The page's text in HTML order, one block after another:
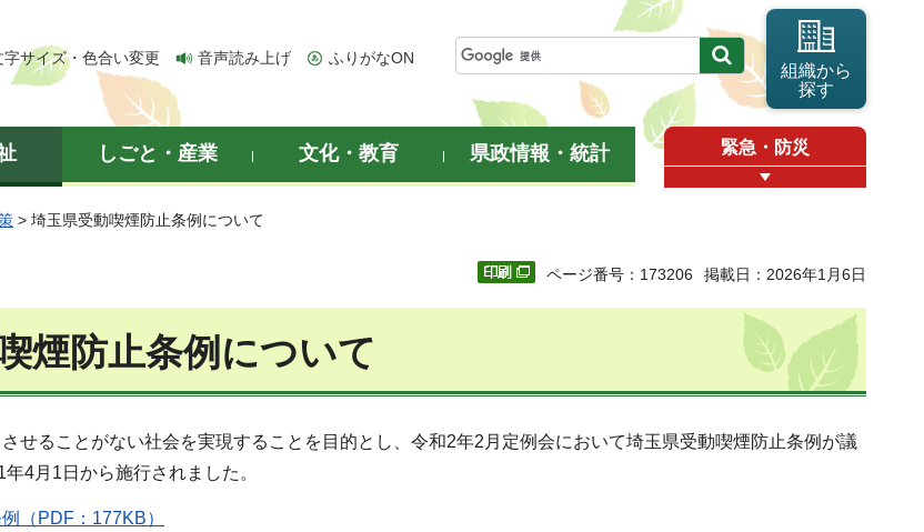
字サイズ・色合い変更 音声読み上げ ふりがなON
組織から
探す
しごと・産業 文化・教育 県政情報・統計 緊急・防災
> 埼玉県受動喫煙防止条例について
ページ番号：173206 掲載日：2026年1月6日
煙防止条例について
せることがない社会を実現することを目的とし、令和2年2月定例会において埼玉県受動喫煙防止条例が議
4月1日から施行されました。
（PDF：177KB）